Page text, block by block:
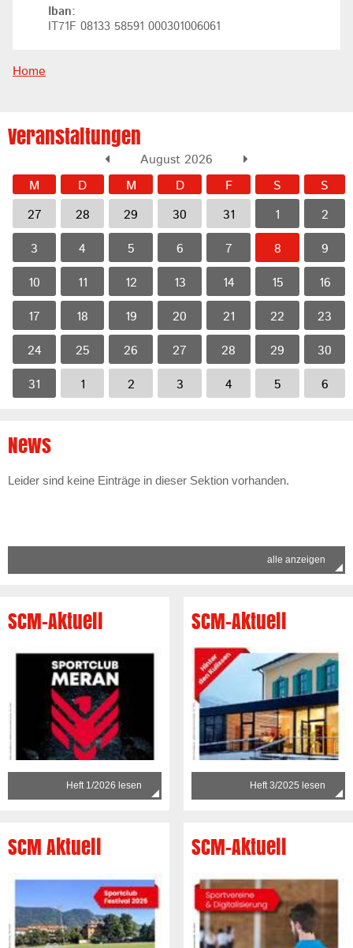
Iban:
IT71F 08133 58591 000301006061
Home
Veranstaltungen
August 2026
M D M D F S S
27 28 29 30 31 1 2
3 4 5 6 7 8 9
10 11 12 13 14 15 16
17 18 19 20 21 22 23
24 25 26 27 28 29 30
31 1 2 3 4 5 6
News
Leider sind keine Einträge in dieser Sektion vorhanden.
alle anzeigen
SCM-Aktuell
Heft 1/2026 lesen
SCM-Aktuell
Heft 3/2025 lesen
SCM Aktuell SCM-Aktuell